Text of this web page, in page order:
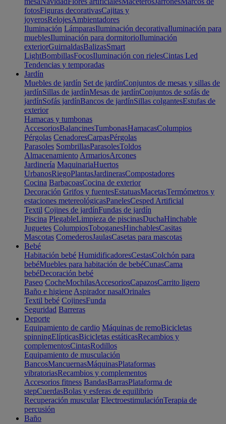
fotosFiguras decorativasCajitas y
joyerosRelojesAmbientadores
Iluminación LámparasIluminación decorativaIluminación para
mueblesIluminación para dormitorioIluminación
exteriorGuirnaldasBalizasSmart
LightBombillasFocosIluminación con rielesCintas Led
Tendencias y temporadas
Jardín
Muebles de jardín Set de jardínConjuntos de mesas y sillas de
jardínSillas de jardínMesas de jardínConjuntos de sofás de
jardínSofás jardínBancos de jardínSillas colgantesEstufas de
exterior
Hamacas y tumbonas
AccesoriosBalancinesTumbonasHamacasColumpios
Pérgolas CenadoresCarpasPérgolas
Parasoles SombrillasParasolesToldos
Almacenamiento ArmariosArcones
Jardinería MaquinariaHuertos
UrbanosRiegoPlantasJardinerasCompostadores
Cocina BarbacoasCocina de exterior
Decoración Grifos y fuentesEstatuasMacetasTermómetros y
estaciones metereológicasPanelesCesped Artificial
Textil Cojines de jardínFundas de jardín
Piscina PlegableLimpieza de piscinasDuchaHinchable
Juguetes ColumpiosToboganesHinchablesCasitas
Mascotas ComederosJaulasCasetas para mascotas
Bebé
Habitación bebé HumidificadoresCestasColchón para
bebéMuebles para habitación de bebéCunasCama
bebéDecoración bebé
Paseo CocheMochilasAccesoriosCapazosCarrito ligero
Baño e higiene Aspirador nasalOrinales
Textil bebé CojinesFunda
Seguridad Barreras
Deporte
Equipamiento de cardio Máquinas de remoBicicletas
spinningElípticasBicicletas estáticasRecambios y
complementosCintasRodillos
Equipamiento de musculación
BancosMancuernasMáquinasPlataformas
vibratoriasRecambios y complementos
Accesorios fitness BandasBarrasPlataforma de
stepCuerdasBolas y esferas de equilibrio
Recuperación muscular ElectroestimulaciónTerapia de
percusión
Baño